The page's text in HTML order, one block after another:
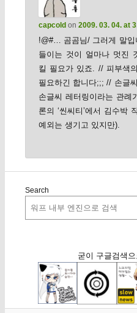
capcoldon 2009. 03. 04. at
!@#… 곰곰님/ 그러게 말
들이는 것이 얼마나 멋진
킬 필요가 있죠. // 피부색
필요하긴 합니다;;; // 손글
손글씨 레터링이라는 관례
론의 ‘씬씨티’에서 김수박
예외는 생기고 있지만).
Search
굳이 구글검색